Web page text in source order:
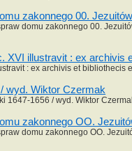
zakonnego 00.
domu zakonnego 00.
XVI illustravit : ex
: ex archivis et
wyd. Wiktor Czermak
1647-1656 / wyd. Wiktor
zakonnego OO.
domu zakonnego OO.